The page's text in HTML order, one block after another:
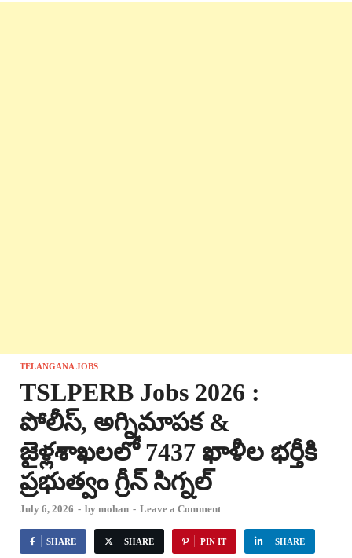
TELANGANA JOBS
TSLPERB Jobs 2026 :
పోలీస్, అగ్నిమాపక &
జైళ్లశాఖలలో 7437 ఖాళీల భర్తీకి
ప్రభుత్వం గ్రీన్ సిగ్నల్
July 6, 2026 - by mohan - Leave a Comment
SHARE SHARE PIN IT SHARE